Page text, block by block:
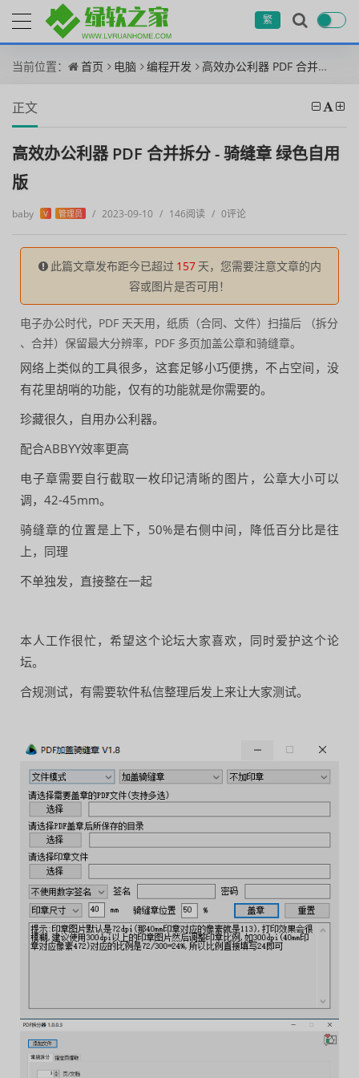
繁
当前位置： 首页 电脑 编程开发 高效办公利器 PDF 合并拆分 - 骑缝章 绿色自用版
正文
高效办公利器 PDF 合并拆分 - 骑缝章 绿色自用
版
baby V 管理员 / 2023-09-10 / 146阅读 / 0评论
此篇文章发布距今已超过 157 天，您需要注意文章的内
容或图片是否可用！
电子办公时代，PDF 天天用，纸质（合同、文件）扫描后 （拆分
、合并）保留最大分辨率，PDF 多页加盖公章和骑缝章。
网络上类似的工具很多，这套足够小巧便携，不占空间，没
有花里胡哨的功能，仅有的功能就是你需要的。
珍藏很久，自用办公利器。
配合ABBYY效率更高
电子章需要自行截取一枚印记清晰的图片，公章大小可以
调，42-45mm。
骑缝章的位置是上下，50%是右侧中间，降低百分比是往
上，同理
不单独发，直接整在一起
本人工作很忙，希望这个论坛大家喜欢，同时爱护这个论
坛。
合规测试，有需要软件私信整理后发上来让大家测试。